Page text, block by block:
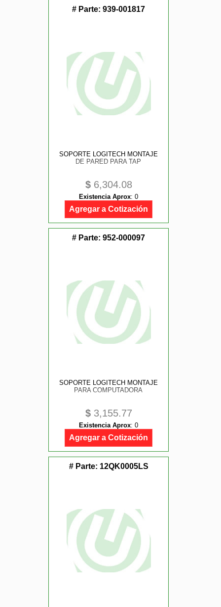
# Parte: 939-001817
SOPORTE LOGITECH MONTAJE
DE PARED PARA TAP
$6,304.08
Existencia Aprox: 0
Agregar a Cotización
# Parte: 952-000097
SOPORTE LOGITECH MONTAJE
PARA COMPUTADORA
$3,155.77
Existencia Aprox: 0
Agregar a Cotización
# Parte: 12QK0005LS